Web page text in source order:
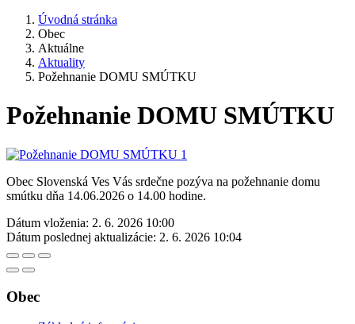
Úvodná stránka
Obec
Aktuálne
Aktuality
Požehnanie DOMU SMÚTKU
Požehnanie DOMU SMÚTKU
Obec Slovenská Ves Vás srdečne pozýva na požehnanie domu
smútku dňa 14.06.2026 o 14.00 hodine.
Dátum vloženia: 2. 6. 2026 10:00
Dátum poslednej aktualizácie: 2. 6. 2026 10:04
Obec